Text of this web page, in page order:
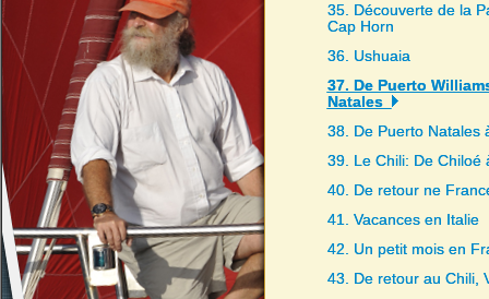
35. Découverte de la
Cap Horn
36. Ushuaia
37. De Puerto
Natales
38. De Puerto Natales
39. Le Chili: De Chiloé
40. De retour ne
41. Vacances en Italie
42. Un petit mois en
43. De retour au Chili,